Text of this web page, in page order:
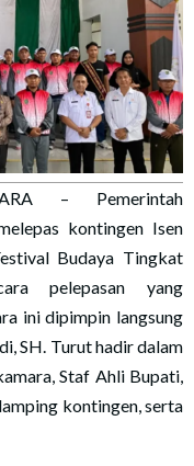
– Pemerintah
kontingen Isen
Budaya Tingkat
pelepasan yang
ini dipimpin langsung
SH. Turut hadir dalam
Staf Ahli Bupati,
kontingen, serta